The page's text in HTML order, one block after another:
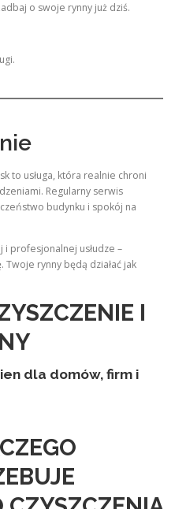
o swoje rynny już dziś.
to usługa, która realnie chroni
Regularny serwis
budynku i spokój na
i profesjonalnej usłudze –
Twoje rynny będą działać jak
I
dla domów, firm i